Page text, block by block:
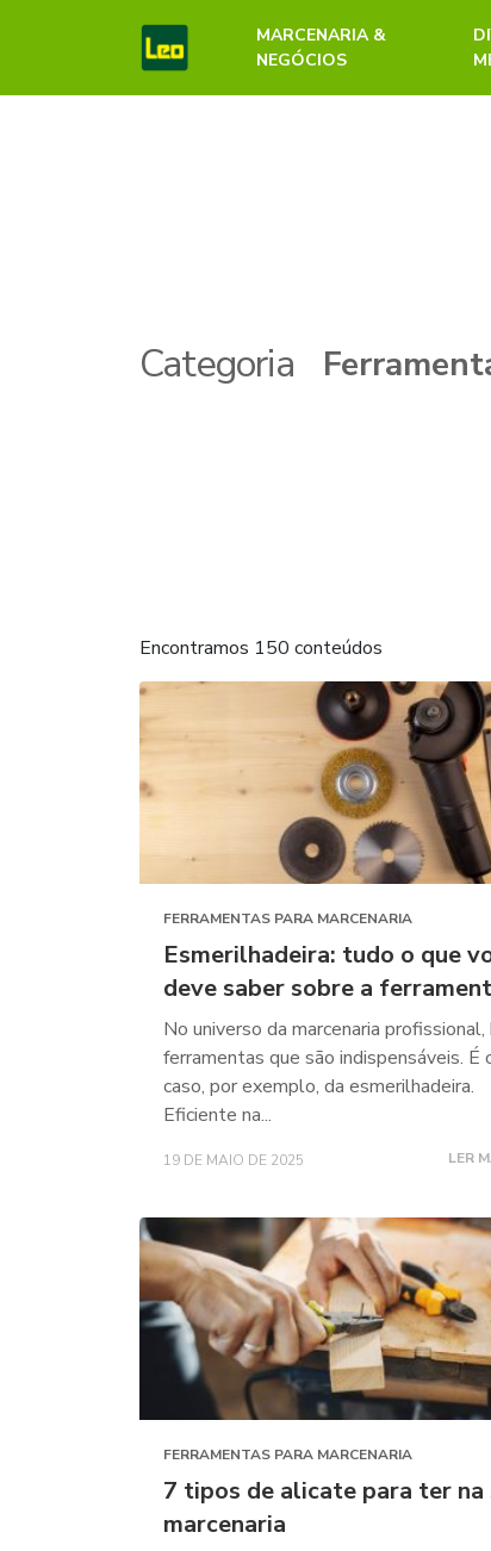
MARCENARIA &
NEGÓCIOS
Categoria
Encontramos 150 conteúdos
FERRAMENTAS PARA MARCENARIA
Esmerilhadeira: tudo o que
deve saber sobre a
No universo da marcenaria profissional,
ferramentas que são indispensáveis. É
caso, por exemplo, da esmerilhadeira.
Eficiente na...
19 DE MAIO DE 2025 LER
FERRAMENTAS PARA MARCENARIA
7 tipos de alicate para ter na
marcenaria